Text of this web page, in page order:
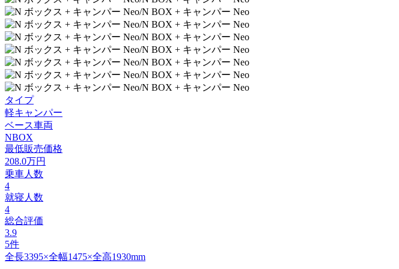
タイプ
軽キャンパー
ベース車両
NBOX
最低販売価格
208.0万円
乗車人数
4
就寝人数
4
総合評価
3.9
5件
全長3395×全幅1475×全高1930mm